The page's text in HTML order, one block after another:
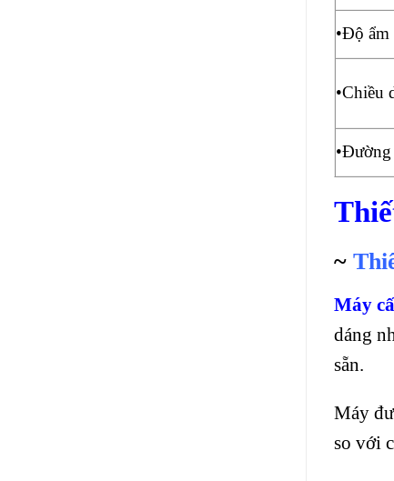
•Độ ẩm
•Chiều
~
Máy
dáng
sẵn.
Máy
so với